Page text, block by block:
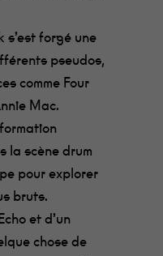
s’est forgé une
pseudos,
comme Four
Mac.
la scène drum
pour explorer
bruts.
et d’un
chose de